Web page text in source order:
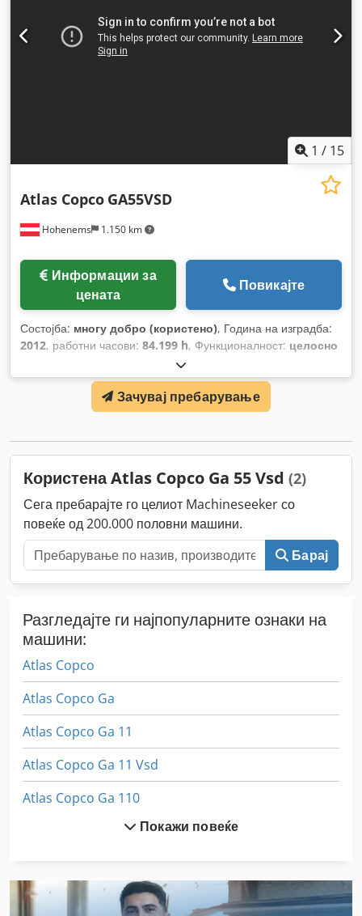
1 / 15
Hohenems 1.150 km
Atlas Copco GA55VSD
цената
Повикајте
Состојба: многу добро (користено), Година на изградба:
2012, работни часови: 84.199 h, Функционалност: целосно
Зачувај пребарување
Користена Atlas Copco Ga 55 Vsd (2)
Сега пребарајте го целиот Machineseeker со
повеќе од 200.000 половни машини.
Барај
Разгледајте ги најпопуларните ознаки на
машини:
Atlas Copco
Atlas Copco Ga
Atlas Copco Ga 11
Atlas Copco Ga 11 Vsd
Atlas Copco Ga 110
Atlas Copco Ga 118
Atlas Copco Ga 15 Ff
Покажи повеќе